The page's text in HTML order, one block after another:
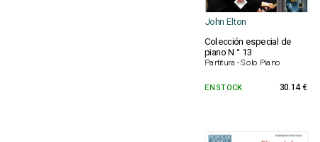
John Elton
Colección especial de
piano N ° 13
Partitura - Solo Piano
EN STOCK 30.14 €